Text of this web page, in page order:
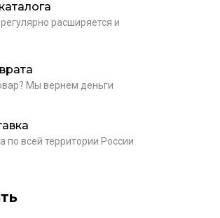
расширяется и
Мы вернем деньги
по всей территории России